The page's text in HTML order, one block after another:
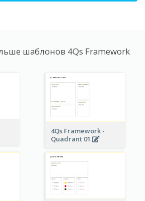
шаблонов 4Qs Framework
4Qs Framework -
Quadrant 01